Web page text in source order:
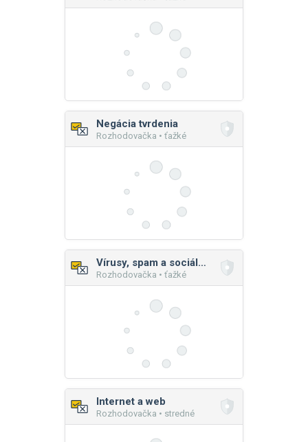
Negácia tvrdenia
Rozhodovačka • ťažké
Vírusy, spam a sociálne inžinierstvo
Rozhodovačka • ťažké
Internet a web
Rozhodovačka • stredné